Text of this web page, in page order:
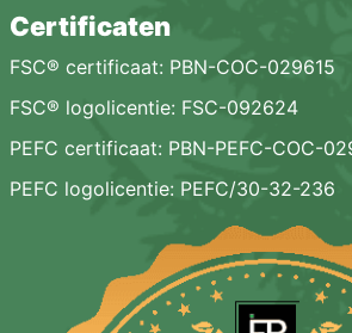
Certificaten
FSC® certificaat: PBN-COC-029615
FSC® logolicentie: FSC-092624
PEFC certificaat: PBN-PEFC-COC-
PEFC logolicentie: PEFC/30-32-236